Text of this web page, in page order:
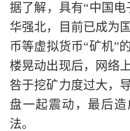
据了解，具有“中国
华强北，目前已成为
币等虚拟货币“矿机”
楼晃动出现后，网络
咎于挖矿力度过大，
盘一起震动，最后
法。